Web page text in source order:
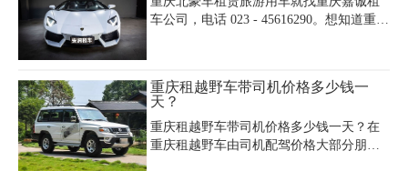
自己算，因为我不知道大家行程时间是多
车公司，电话 023 - 45616290。想知道重庆
奔驰 GLE，租金 1600 元一天，舒适豪
华。路虎揽胜，日租 2200 元，越野性能出
色。重庆北豪车租赁选择多样，重庆北豪
车租赁费用和重庆北租车费用因车而异，
重庆租越野车带司机价格多少钱一
天？
重庆租越野车带司机价格多少钱一天？在
重庆租越野车由司机配驾价格大部分朋友